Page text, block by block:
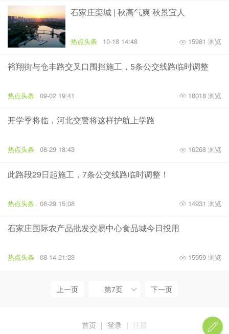
石家庄栾城 | 秋高气爽 秋景宜人
热点头条 10-18 14:48 15981 浏览
裕翔街与仓丰路交叉口围挡施工，5条公交线路临时调整
热点头条 09-02 19:41 18018 浏览
开学季将临，河北交警将这样护航上学路
热点头条 08-29 18:43 16268 浏览
此路段29日起施工，7条公交线路临时调整！
热点头条 08-29 15:08 14931 浏览
石家庄国际农产品批发交易中心食品城今日投用
热点头条 08-14 21:23 15959 浏览
上一页 第7页 下一页
首页 | 登录 | 注册